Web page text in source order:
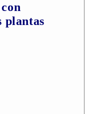
plantas